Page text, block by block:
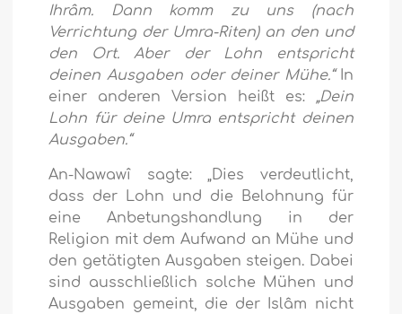
Ihrâm. Dann komm zu uns (nach
Verrichtung der Umra-Riten) an den und
den Ort. Aber der Lohn entspricht
deinen Ausgaben oder deiner Mühe.“In
einer anderen Version heißt es: „Dein
Lohn für deine Umra entspricht deinen
Ausgaben.“
An-Nawawî sagte: „Dies verdeutlicht,
dass der Lohn und die Belohnung für
eine Anbetungshandlung in der
Religion mit dem Aufwand an Mühe und
den getätigten Ausgaben steigen. Dabei
sind ausschließlich solche Mühen und
Ausgaben gemeint, die der Islâm nicht